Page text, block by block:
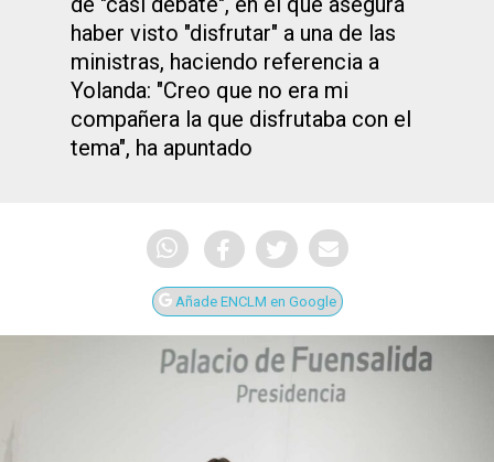
haber visto "disfrutar" a una de las
ministras, haciendo referencia a
Yolanda: "Creo que no era mi
compañera la que disfrutaba con el
tema", ha apuntado
Añade ENCLM en Google